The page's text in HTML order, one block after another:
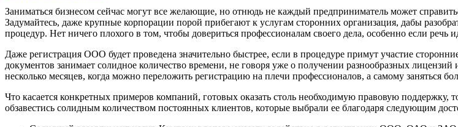
Заниматься бизнесом сейчас могут все желающие, но отнюдь не каждый предприниматель может
Задумайтесь, даже крупные корпорации порой прибегают к услугам сторонних организация, дабы
процедур. Нет ничего плохого в том, чтобы довериться профессионалам своего дела, особенно если речь
Даже регистрация ООО будет проведена значительно быстрее, если в процедуре примут участие
документов занимает солидное количество времени, не говоря уже о получении разнообразных
несколько месяцев, когда можно переложить регистрацию на плечи профессионалов, а самому заняться
Что касается конкретных примеров компаний, готовых оказать столь необходимую правовую поддержку,
обзавестись солидным количеством постоянных клиентов, которые выбрали ее благодаря следующим